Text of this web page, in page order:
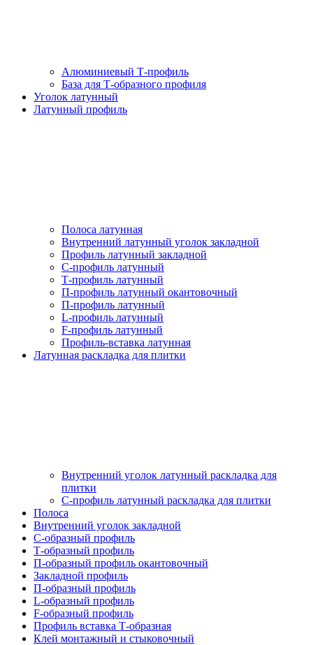
Алюминиевый Т-профиль
База для Т-образного профиля
Уголок латунный
Латунный профиль
Полоса латунная
Внутренний латунный уголок закладной
Профиль латунный закладной
С-профиль латунный
Т-профиль латунный
П-профиль латунный окантовочный
П-профиль латунный
L-профиль латунный
F-профиль латунный
Профиль-вставка латунная
Латунная раскладка для плитки
Внутренний уголок латунный раскладка для
плитки
С-профиль латунный раскладка для плитки
Полоса
Внутренний уголок закладной
С-образный профиль
Т-образный профиль
П-образный профиль окантовочный
Закладной профиль
П-образный профиль
L-образный профиль
F-образный профиль
Профиль вставка Т-образная
Клей монтажный и стыковочный